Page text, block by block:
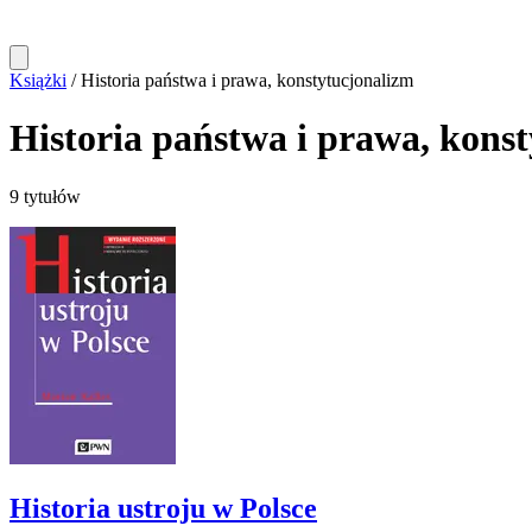
Książki / Historia państwa i prawa, konstytucjonalizm
Historia państwa i prawa,
9 tytułów
Historia ustroju w Polsce